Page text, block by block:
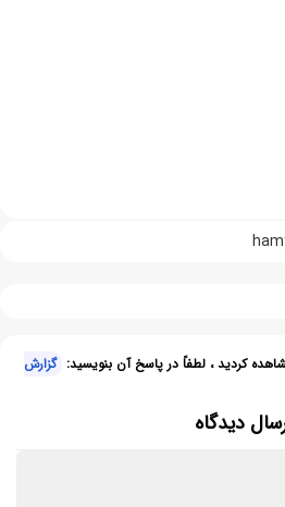
کردید ، لطفاً در پاسخ آن بنویسید: گزارش
دیدگاه